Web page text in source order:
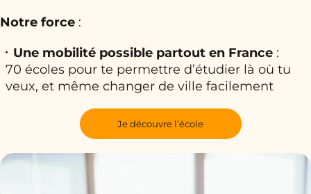
Notre force :
Une mobilité possible partout en France :
70 écoles pour te permettre d’étudier là où tu
veux, et même changer de ville facilement
Je découvre l’école